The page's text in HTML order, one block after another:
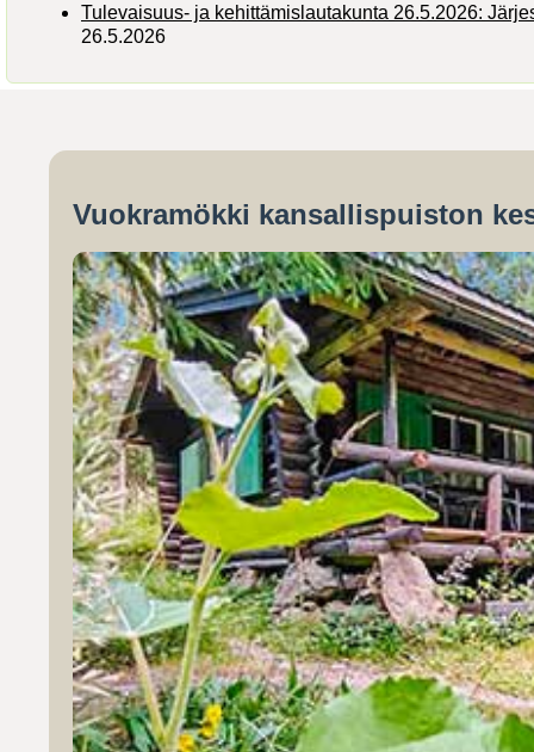
Tulevaisuus- ja kehittämislautakunta 26.5.2026:
26.5.2026
Vuokramökki kansallispuiston